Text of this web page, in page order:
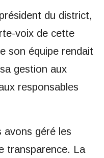
du district,
voix de cette
son équipe rendait
gestion aux
responsables
avons géré les
transparence. La